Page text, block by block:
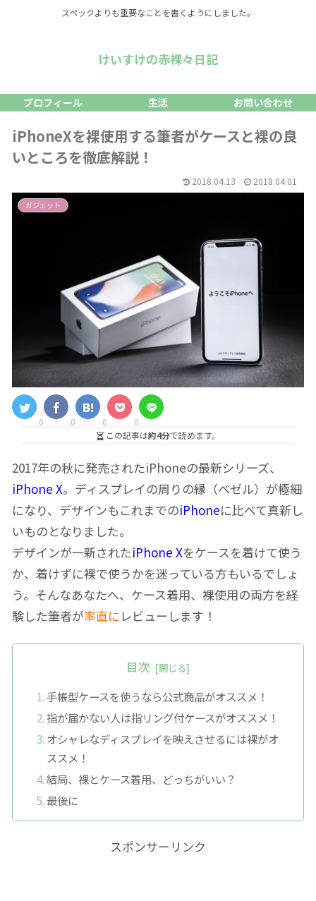
スペックよりも重要なことを書くようにしました。
けいすけの赤裸々日記
プロフィール 生活 お問い合わせ
iPhoneXを裸使用する筆者がケースと裸の良
いところを徹底解説！
2018.04.13 2018.04.01
ガジェット
0 0 0
0
この記事は約4分で読めます。
2017年の秋に発売されたiPhoneの最新シリーズ、
iPhone X。ディスプレイの周りの縁（ベゼル）が極細
になり、デザインもこれまでのiPhoneに比べて真新し
いものとなりました。
デザインが一新されたiPhone Xをケースを着けて使う
か、着けずに裸で使うかを迷っている方もいるでしょ
う。そんなあなたへ、ケース着用、裸使用の両方を経
験した筆者が率直に レビューします！
目次
手帳型ケースを使うなら公式商品がオススメ！
指が届かない人は指リング付ケースがオススメ！
オシャレなディスプレイを映えさせるには裸がオ
ススメ！
結局、裸とケース着用、どっちがいい？
最後に
スポンサーリンク